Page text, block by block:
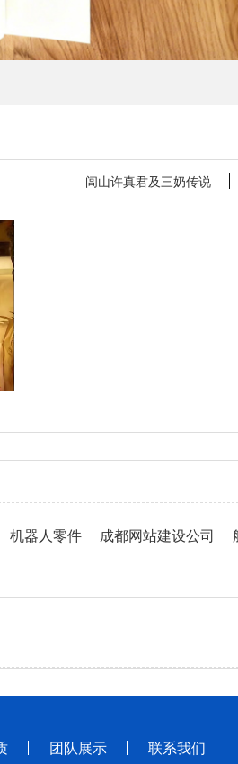
闾山许真君及三奶传说
机器人零件 成都网站建设公司
团队展示 联系我们